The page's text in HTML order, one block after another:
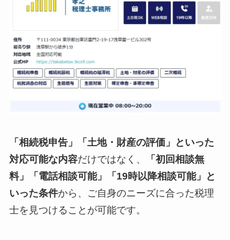
「相続税申告」「土地・財産の評価」といった
対応可能な内容だけではなく、
「初回相談無
料」「電話相談可能」「19時以降相談可能」と
いった条件から、ご自身のニーズに合った税理
士を見つけることが可能です。